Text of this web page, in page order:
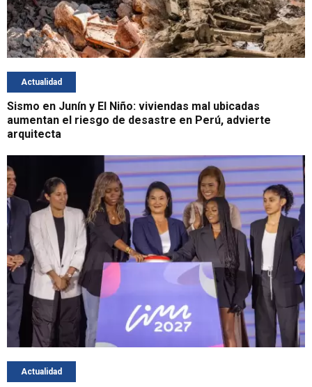
Actualidad
Sismo en Junín y El Niño: viviendas mal ubicadas
aumentan el riesgo de desastre en Perú, advierte
arquitecta
Actualidad